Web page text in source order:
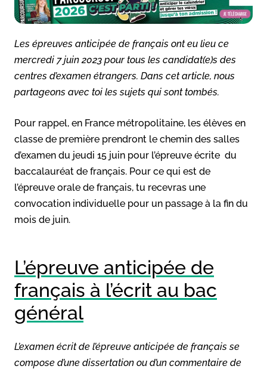
Les épreuves anticipée de français ont eu lieu ce
mercredi 7 juin 2023 pour tous les candidat(e)s des
centres d’examen étrangers. Dans cet article, nous
partageons avec toi les sujets qui sont tombés.
Pour rappel, en France métropolitaine, les élèves en
classe de première prendront le chemin des salles
d’examen du jeudi 15 juin pour l’épreuve écrite du
baccalauréat de français. Pour ce qui est de
l’épreuve orale de français, tu recevras une
convocation individuelle pour un passage à la fin du
mois de juin.
L’épreuve anticipée de
français à l’écrit au bac
général
L’examen écrit de l’épreuve anticipée de français se
compose d’une dissertation ou d’un commentaire de